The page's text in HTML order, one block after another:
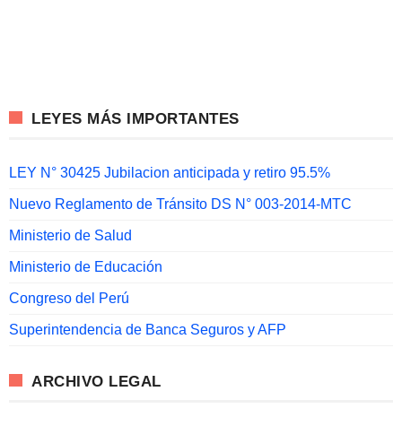
LEYES MÁS IMPORTANTES
LEY N° 30425 Jubilacion anticipada y retiro 95.5%
Nuevo Reglamento de Tránsito DS N° 003-2014-MTC
Ministerio de Salud
Ministerio de Educación
Congreso del Perú
Superintendencia de Banca Seguros y AFP
ARCHIVO LEGAL